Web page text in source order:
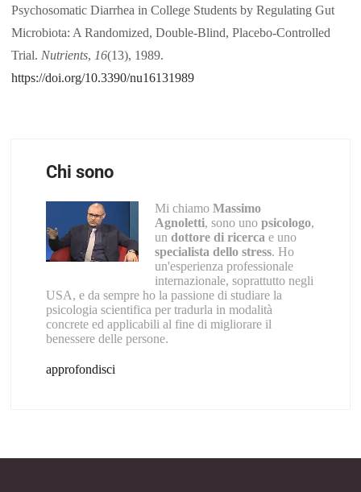
Psychosomatic Diarrhea in College Students by Regulating Gut
Microbiota: A Randomized, Double-Blind, Placebo-Controlled
Trial. Nutrients, 16(13), 1989.
https://doi.org/10.3390/nu16131989
Chi sono
Mi chiamo Massimo
Agnoletti, sono uno psicologo,
un dottore di ricerca e uno
specialista dello stress. Ho
un'esperienza professionale
internazionale, soprattutto negli
USA, e da sempre ho la passione di studiare la
psicologia scientifica per tradurla in modalità
concrete ed applicabili al fine di migliorare il
benessere delle persone.
approfondisci